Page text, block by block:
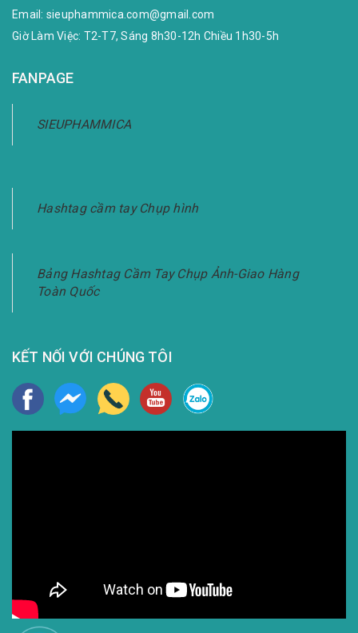
Email: sieuphammica.com@gmail.com
Giờ Làm Việc: T2-T7, Sáng 8h30-12h Chiều 1h30-5h
FANPAGE
SIEUPHAMMICA
Hashtag cầm tay Chụp hình
Bảng Hashtag Cầm Tay Chụp Ảnh-Giao Hàng
Toàn Quốc
KẾT NỐI VỚI CHÚNG TÔI